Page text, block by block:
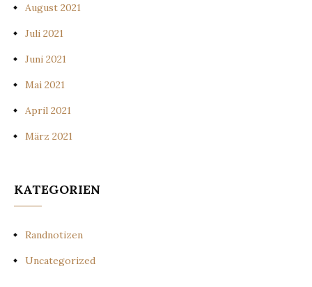
August 2021
Juli 2021
Juni 2021
Mai 2021
April 2021
März 2021
KATEGORIEN
Randnotizen
Uncategorized